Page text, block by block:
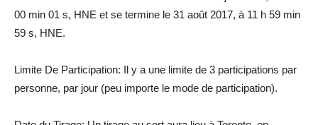
00 min 01 s, HNE et se termine le 31 août 2017, à 11 h 59 min
59 s, HNE.
Limite De Participation: Il y a une limite de 3 participations par
personne, par jour (peu importe le mode de participation).